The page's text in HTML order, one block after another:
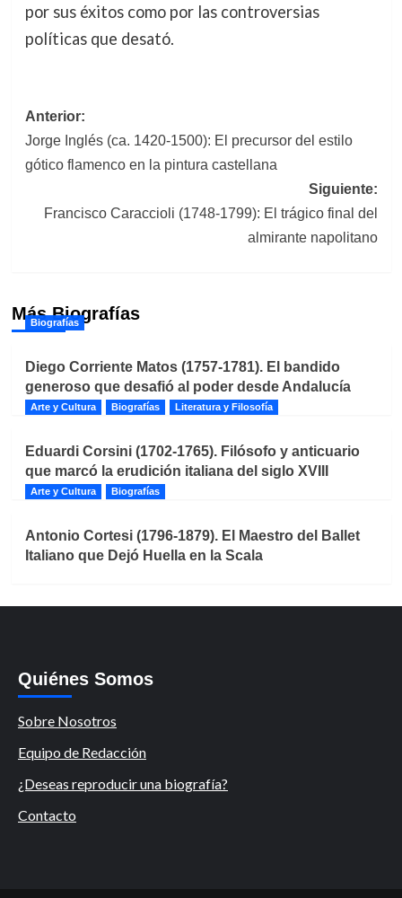
por sus éxitos como por las controversias
políticas que desató.
Navegación
de
entradas
Anterior:
Jorge Inglés (ca. 1420-1500): El precursor del estilo
gótico flamenco en la pintura castellana
Siguiente:
Francisco Caraccioli (1748-1799): El trágico final del
almirante napolitano
Más Biografías
Biografías
Diego Corriente Matos (1757-1781). El bandido
generoso que desafió al poder desde Andalucía
Arte y Cultura Biografías Literatura y Filosofía
Eduardi Corsini (1702-1765). Filósofo y anticuario
que marcó la erudición italiana del siglo XVIII
Arte y Cultura Biografías
Antonio Cortesi (1796-1879). El Maestro del Ballet
Italiano que Dejó Huella en la Scala
Quiénes Somos
Sobre Nosotros
Equipo de Redacción
¿Deseas reproducir una biografía?
Contacto